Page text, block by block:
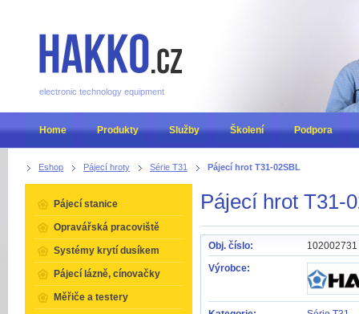
Eshop Pájecí hroty Série T31 Pájecí hrot T31-02SBL
Pájecí hrot T31-
Obj. číslo:
102002731
Výrobce:
Pájecí stanice
Opravářská pracoviště
Systémy krytí dusíkem
Pájecí lázně, cínovačky
Měřiče a testery
electronic technology equipment
Home Produkty Služby Školení Podpora